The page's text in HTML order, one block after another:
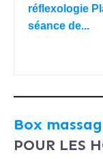
réflexologie
séance de...
Box
POUR LES